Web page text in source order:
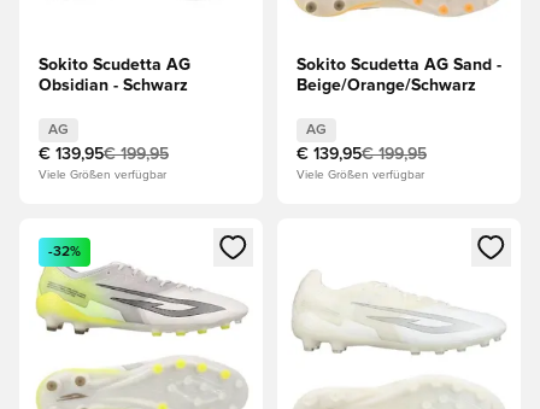
Sokito Scudetta AG
Obsidian - Schwarz
AG
€ 139,95€ 199,95
Viele Größen verfügbar
Sokito Scudetta AG Sand -
Beige/Orange/Schwarz
AG
€ 139,95€ 199,95
Viele Größen verfügbar
Öffnet ein Fenster zum Anmelden oder Registrieren als
-32%
Öffnet ein Fenster zum